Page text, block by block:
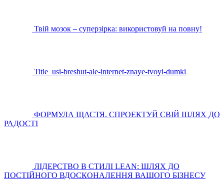
Твій мозок – суперзірка: використовуй на повну!
Title_usi-breshut-ale-internet-znaye-tvoyi-dumki
ФОРМУЛА ЩАСТЯ. СПРОЕКТУЙ СВІЙ ШЛЯХ ДО
РАДОСТІ
ЛІДЕРСТВО В СТИЛІ LEAN: ШЛЯХ ДО
ПОСТІЙНОГО ВДОСКОНАЛЕННЯ ВАШОГО БІЗНЕСУ